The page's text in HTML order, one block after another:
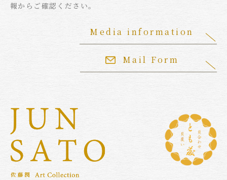
報からご確認ください。
Mail Form
Media information